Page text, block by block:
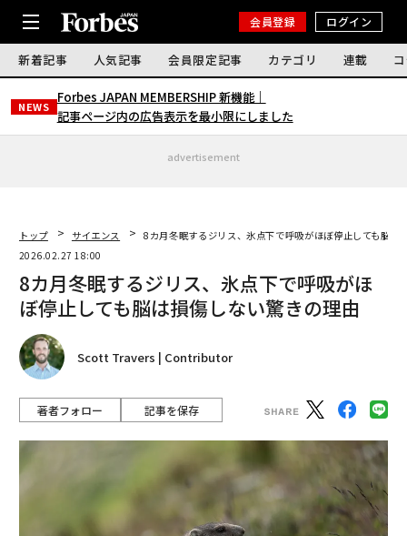
会員登録 ログイン
新着記事 人気記事 会員限定記事 カテゴリ 連載
NEWS
Forbes JAPAN MEMBERSHIP 新機能｜
記事ページ内の広告表示を最小限にしました
advertisement
トップ サイエンス
8カ月冬眠するジリス、氷点下で呼吸がほぼ停止しても脳は
2026.02.27 18:00
8カ月冬眠するジリス、氷点下で呼吸がほ
ぼ停止しても脳は損傷しない驚きの理由
Scott Travers | Contributor
著者フォロー 記事を保存